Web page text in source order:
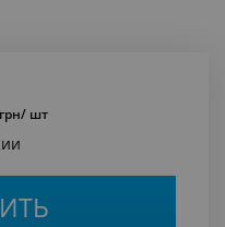
грн/ шт